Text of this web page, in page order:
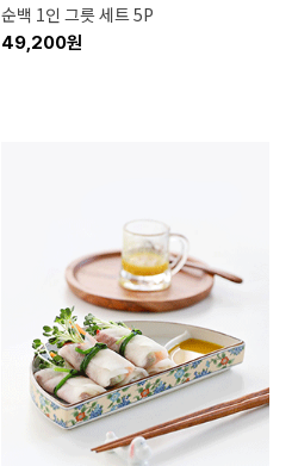
순백 1인 그릇 세트 5P
49,200원